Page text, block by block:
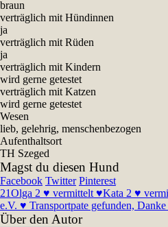
braun
verträglich mit Hündinnen
ja
verträglich mit Rüden
ja
verträglich mit Kindern
wird gerne getestet
verträglich mit Katzen
wird gerne getestet
Wesen
lieb, gelehrig, menschenbezogen
Aufenthaltsort
TH Szeged
Magst du diesen Hund
Facebook Twitter Pinterest
21Olga 2 ♥ vermittelt ♥Kata 2 ♥
e.V. ♥ Transportpate gefunden,
Über den Autor